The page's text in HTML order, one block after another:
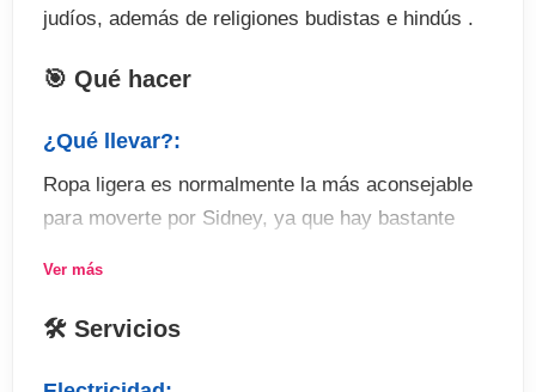
judíos, además de religiones budistas e hindús .
🎯 Qué hacer
¿Qué llevar?:
Ropa ligera es normalmente la más aconsejable
para moverte por Sidney, ya que hay bastante
hacer alguna ruta a pie por la ciudad, o por los
montaña, y si piensas pasar tu estancia entre
Ver más
🛠 Servicios